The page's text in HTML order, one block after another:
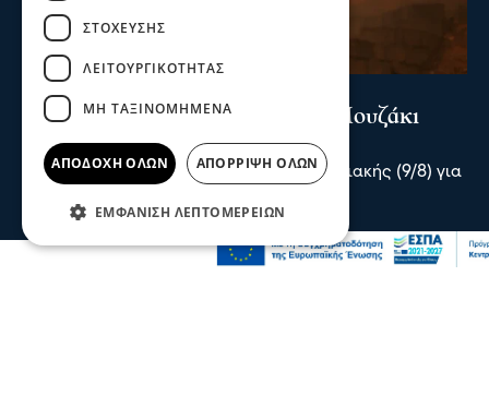
Συναγερμός για πυρκαγιά στο Μουζάκι
Ηλείας
Συναγερμός σήμανε το απόγευμα της Κυριακής (9/8) για
πυρκαγιά στο χωριό Μουζάκι Ηλείας.
πριν 2 λεπτά
ΣΤΌΧΕΥΣΗΣ
ΛΕΙΤΟΥΡΓΙΚΌΤΗΤΑΣ
ΜΗ ΤΑΞΙΝΟΜΗΜΈΝΑ
ΑΠΟΔΟΧΉ ΌΛΩΝ ΑΠΌΡΡΙΨΗ ΌΛΩΝ
ΕΜΦΆΝΙΣΗ ΛΕΠΤΟΜΕΡΕΙΏΝ